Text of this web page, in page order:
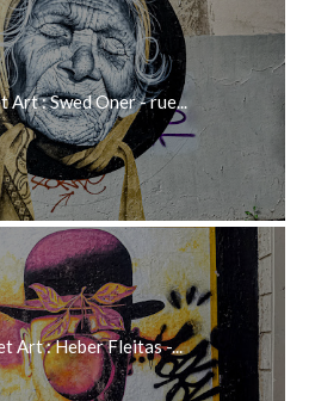
Art : Swed Oner - rue...
Art : Heber Fleitas -...